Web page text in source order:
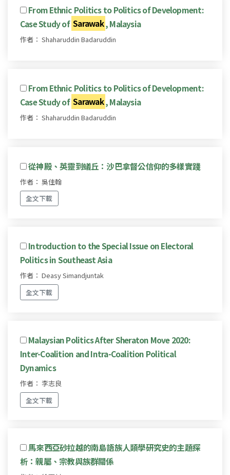
From Ethnic Politics to Politics of Development:
Case Study of Sarawak, Malaysia
作者： Shaharuddin Badaruddin
From Ethnic Politics to Politics of Development:
Case Study of Sarawak, Malaysia
作者： Shaharuddin Badaruddin
從神殿、英靈到蟻丘：沙巴拿督公信仰的多樣實踐
作者： 吳佳翰
全文下載
Introduction to the Special Issue on Electoral
Politics in Southeast Asia
作者： Deasy Simandjuntak
全文下載
Malaysian Politics After Sheraton Move 2020:
Inter-Coalition and Intra-Coalition Political
Dynamics
作者： 李志良
全文下載
馬來西亞砂拉越的南島語族人類學研究史的主題探
析：親屬、宗教與族群關係